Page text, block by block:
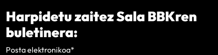
Harpidetu zaitez Sala BBKren
buletinera:
Posta elektronikoa*